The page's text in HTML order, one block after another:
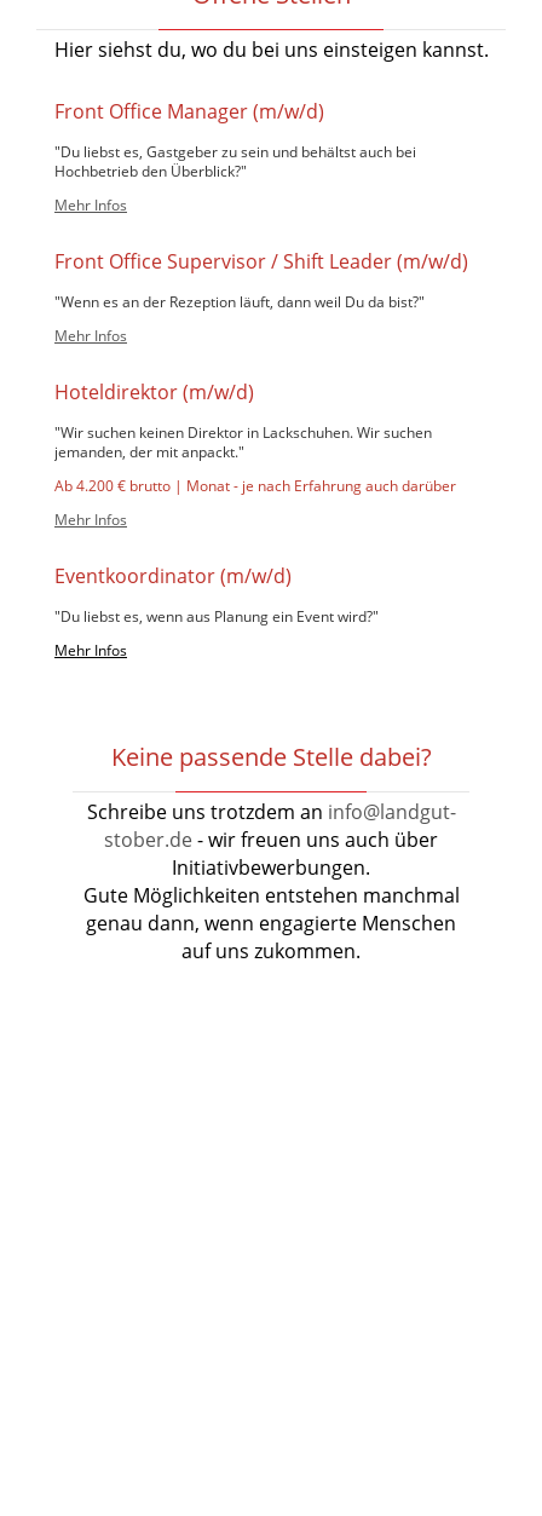
Hier siehst du, wo du bei uns einsteigen kannst.
Front Office Manager (m/w/d)
"Du liebst es, Gastgeber zu sein und behältst auch bei
Hochbetrieb den Überblick?"
Mehr Infos
Front Office Supervisor / Shift Leader (m/w/d)
"Wenn es an der Rezeption läuft, dann weil Du da bist?"
Mehr Infos
Hoteldirektor (m/w/d)
"Wir suchen keinen Direktor in Lackschuhen. Wir suchen
jemanden, der mit anpackt."
Ab 4.200 € brutto | Monat - je nach Erfahrung auch darüber
Mehr Infos
Eventkoordinator (m/w/d)
"Du liebst es, wenn aus Planung ein Event wird?"
Mehr Infos
Keine passende Stelle dabei?
Schreibe uns trotzdem an info@landgut-
stober.de- wir freuen uns auch über
Initiativbewerbungen.
Gute Möglichkeiten entstehen manchmal
genau dann, wenn engagierte Menschen
auf uns zukommen.